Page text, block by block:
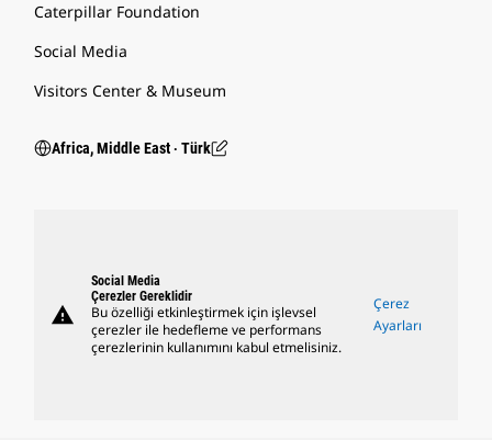
Caterpillar Foundation
Social Media
Visitors Center & Museum
Africa, Middle East ‧ Türk
warning
Social Media
Çerezler Gereklidir
Bu özelliği etkinleştirmek için işlevsel
çerezler ile hedefleme ve performans
çerezlerinin kullanımını kabul etmelisiniz.
Çerez
Ayarları